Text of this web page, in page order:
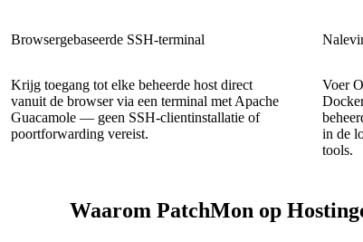
Browsergebaseerde SSH-terminal
Krijg toegang tot elke beheerde host direct
vanuit de browser via een terminal met Apache
Guacamole — geen SSH-clientinstallatie of
poortforwarding vereist.
Voer
in de
tools.
Waarom PatchMon op